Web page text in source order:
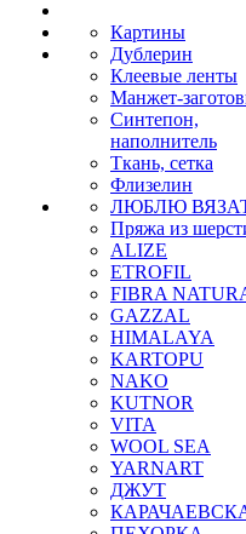
Картины
Дублерин
Клеевые ленты
Манжет-
Синтепон,
наполнитель
Ткань, сетка
Флизелин
ЛЮБЛЮ
Пряжа из
ALIZE
ETROFIL
FIBRA
GAZZAL
HIMALAYA
KARTOPU
NAKO
KUTNOR
VITA
WOOL SEA
YARNART
ДЖУТ